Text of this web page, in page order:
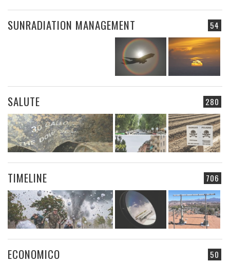
54
SUNRADIATION MANAGEMENT
280
SALUTE
706
TIMELINE
50
ECONOMICO